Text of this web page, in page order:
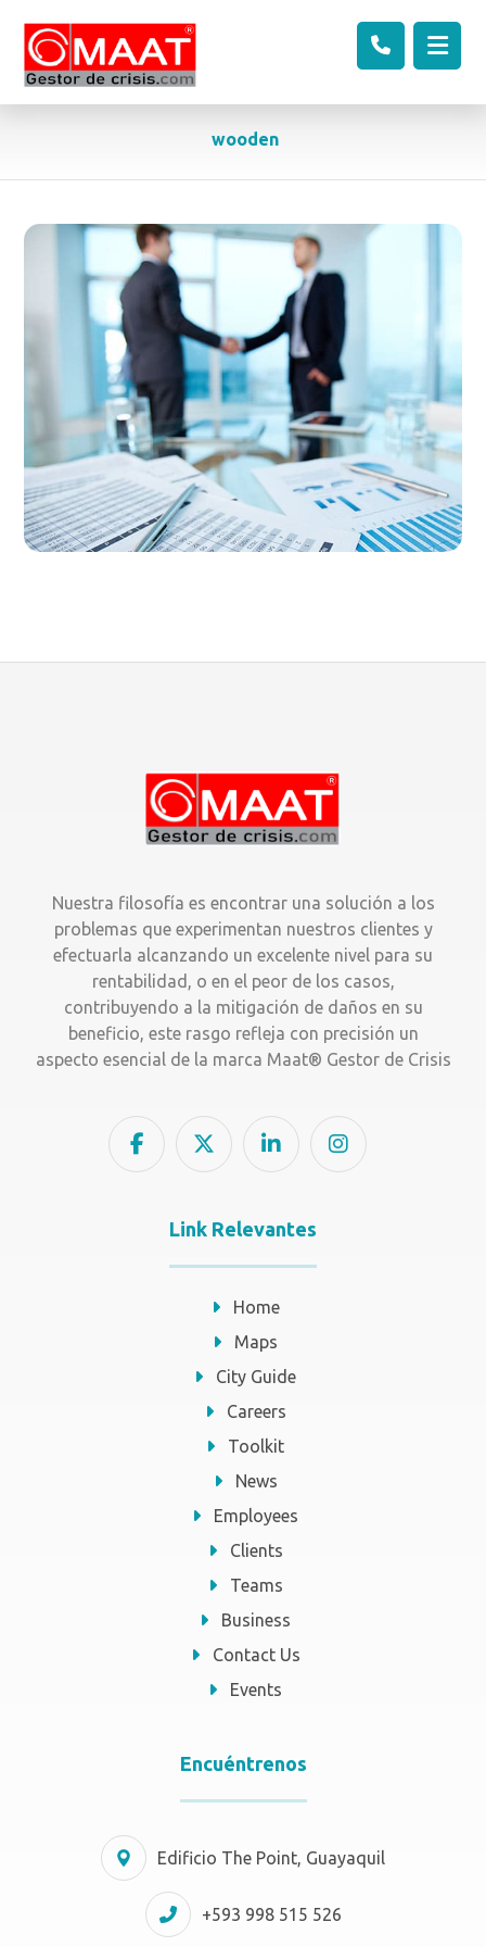
wooden
Nuestra filosofía es encontrar una solución a los
problemas que experimentan nuestros clientes y
efectuarla alcanzando un excelente nivel para su
rentabilidad, o en el peor de los casos,
contribuyendo a la mitigación de daños en su
beneficio, este rasgo refleja con precisión un
aspecto esencial de la marca Maat® Gestor de Crisis
Link Relevantes
Home
Maps
City Guide
Careers
Toolkit
News
Employees
Clients
Teams
Business
Contact Us
Events
Encuéntrenos
Edificio The Point, Guayaquil
+593 998 515 526